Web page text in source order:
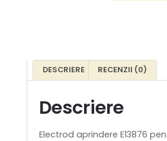
DESCRIERE RECENZII (0)
Descriere
Electrod aprindere E13876